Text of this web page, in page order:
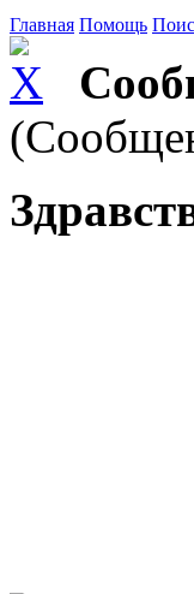
Главная Помощь